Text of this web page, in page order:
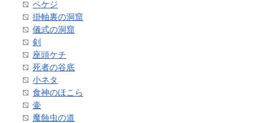
ペケジ
掛軸裏の洞窟
儀式の洞窟
剣
座頭ケチ
死者の谷底
小ネタ
食神のほこら
壷
魔蝕虫の道